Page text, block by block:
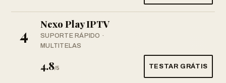
4
Nexo Play IPTV
SUPORTE RÁPIDO ·
MULTITELAS
4.8/5 TESTAR GRÁTIS